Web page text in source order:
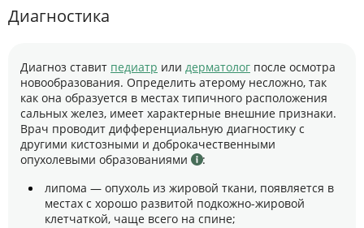
Диагностика
Диагноз ставит педиатр или дерматолог после осмотра
новообразования. Определить атерому несложно, так
как она образуется в местах типичного расположения
сальных желез, имеет характерные внешние признаки.
Врач проводит дифференциальную диагностику с
другими кистозными и доброкачественными
опухолевыми образованиями
:
липома — опухоль из жировой ткани, появляется в
местах с хорошо развитой подкожно-жировой
клетчаткой, чаще всего на спине;